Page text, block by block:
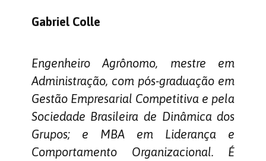
Gabriel Colle
Engenheiro Agrônomo, mestre em
Administração, com pós-graduação em
Gestão Empresarial Competitiva e pela
Sociedade Brasileira de Dinâmica dos
Grupos; e MBA em Liderança e
Comportamento Organizacional. É